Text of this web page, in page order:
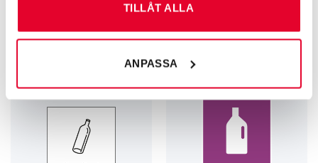
TILLÅT ALLA
ANPASSA
Från34kr
EUpicto återvinningsskylt
Från34kr